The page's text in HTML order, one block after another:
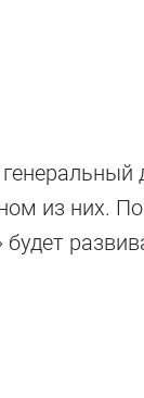
из них.
будет